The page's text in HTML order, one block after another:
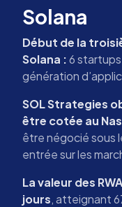
Solana
Début de la
Solana :6
génération
SOL Strategies
être cotée au
être négocié sous
entrée sur les
La valeur des
jours, atteignant